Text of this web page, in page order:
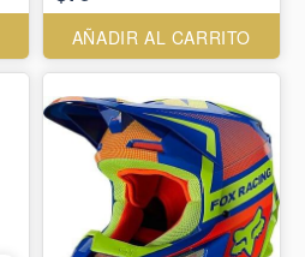
AÑADIR AL CARRITO